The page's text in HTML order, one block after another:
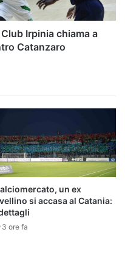
Irpinia chiama a
Catanzaro
un ex
si accasa al Catania:
3 ore fa